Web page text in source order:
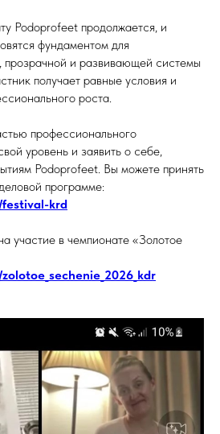
Podoprofeet продолжается, и
фундаментом для
прозрачной и развивающей системы
получает равные условия и
роста.
профессионального
уровень и заявить о себе,
Podoprofeet. Вы можете принять
программе:
krd
участие в чемпионате «Золотое